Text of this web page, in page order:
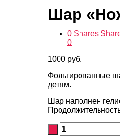
Шар
0 Shares
0
1000 руб.
Фольгированные
детям.
Шар наполнен